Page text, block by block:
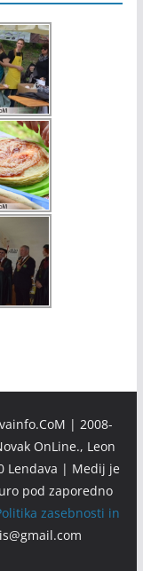
| 2008-
OnLine., Leon
Lendava | Medij je
pod zaporedno
zasebnosti in